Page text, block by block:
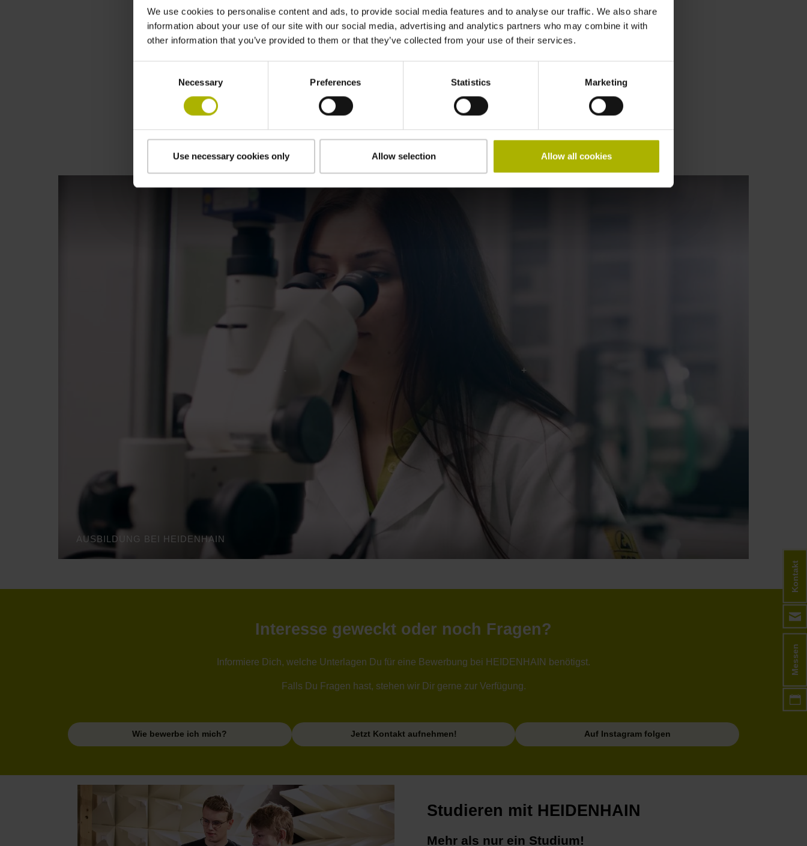
We use cookies to personalise content and ads, to provide social media features and to analyse our traffic. We also share
information about your use of our site with our social media, advertising and analytics partners who may combine it with
other information that you’ve provided to them or that they’ve collected from your use of their services.
Necessary Preferences Statistics Marketing
Use necessary cookies only Allow selection Allow all cookies
*Bewerbung für 2026 jetzt noch möglich.
Jetzt bewerben
AUSBILDUNG BEI HEIDENHAIN
Interesse geweckt oder noch Fragen?
Informiere Dich, welche Unterlagen Du für eine Bewerbung bei HEIDENHAIN benötigst.
Falls Du Fragen hast, stehen wir Dir gerne zur Verfügung.
Wie bewerbe ich mich? Jetzt Kontakt aufnehmen! Auf Instagram folgen
Studieren mit HEIDENHAIN
Mehr als nur ein Studium!
Messen
Kontakt